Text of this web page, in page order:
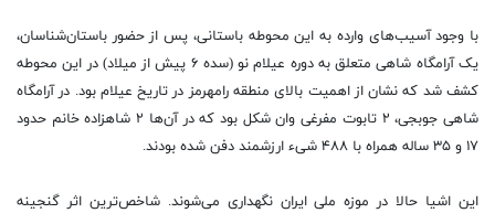
با وجود آسیب‌های وارده به این محوطه باستانی، پس از حضور باستان‌شناسان،
یک آرامگاه شاهی متعلق به دوره عیلام نو (سده ۶ پیش از میلاد) در این محوطه
کشف شد که نشان از اهمیت بالای منطقه رامهرمز در تاریخ عیلام بود. در آرامگاه
شاهی جوبجی، ۲ تابوت مفرغی وان شکل بود که در آن‌ها ۲ شاهزاده خانم حدود
۱۷ و ۳۵ ساله همراه با ۴۸۸ شیء ارزشمند دفن شده بودند.
این اشیا حالا در موزه ملی ایران نگهداری می‌شوند. شاخص‌ترین اثر گنجینه